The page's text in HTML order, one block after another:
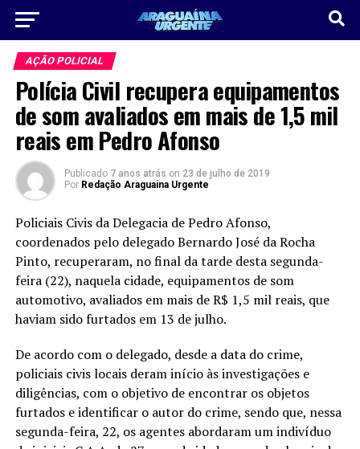
AÇÃO POLICIAL
Polícia Civil recupera equipamentos
de som avaliados em mais de 1,5 mil
reais em Pedro Afonso
Publicado 7 anos atrás on 23 de julho de 2019
Por Redação Araguaina Urgente
Policiais Civis da Delegacia de Pedro Afonso,
coordenados pelo delegado Bernardo José da Rocha
Pinto, recuperaram, no final da tarde desta segunda-
feira (22), naquela cidade, equipamentos de som
automotivo, avaliados em mais de R$ 1,5 mil reais, que
haviam sido furtados em 13 de julho.
De acordo com o delegado, desde a data do crime,
policiais civis locais deram início às investigações e
diligências, com o objetivo de encontrar os objetos
furtados e identificar o autor do crime, sendo que, nessa
segunda-feira, 22, os agentes abordaram um indivíduo